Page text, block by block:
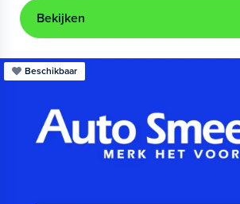
Bekijken
Beschikbaar